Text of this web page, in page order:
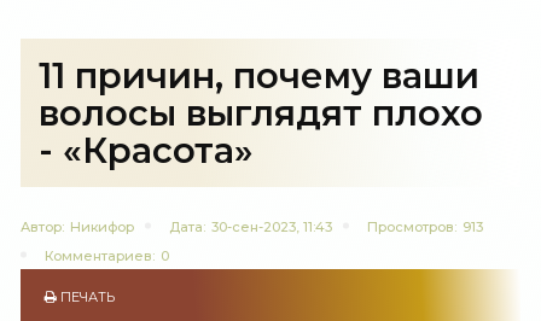
11 причин, почему ваши
волосы выглядят плохо
- «Красота»
Автор: Никифор Дата: 30-сен-2023, 11:43 Просмотров: 913
Комментариев: 0
ПЕЧАТЬ